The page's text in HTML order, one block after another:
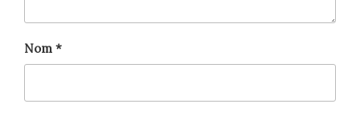
Nom *